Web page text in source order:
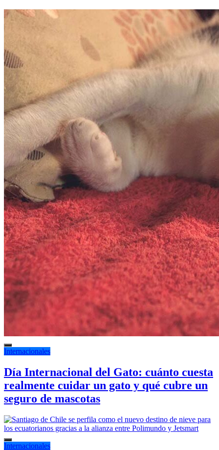
Internacionales
Día Internacional del Gato: cuánto cuesta
realmente cuidar un gato y qué cubre un
seguro de mascotas
Internacionales